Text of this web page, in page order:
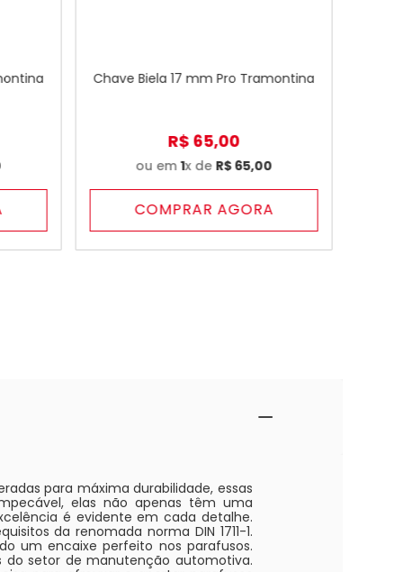
Chave Biela 17 mm Pro Tramontina
R$ 65,00
ou em1x de R$65,00
COMPRAR AGORA
para máxima durabilidade, essas
elas não apenas têm uma
é evidente em cada detalhe.
da renomada norma DIN 1711-1.
um encaixe perfeito nos parafusos.
do setor de manutenção automotiva.